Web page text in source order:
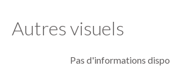
Autres visuels
Pas d'informations